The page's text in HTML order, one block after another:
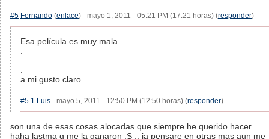
#5 Fernando (enlace) - mayo 1, 2011 - 05:21 PM (17:21 horas) (responder)
Esa película es muy mala....
a mi gusto claro.
#5.1 Luis - mayo 5, 2011 - 12:50 PM (12:50 horas) (responder)
son una de esas cosas alocadas que siempre he querido hacer
haha lastma q me la ganaron ;S .. ia pensare en otras mas aun me